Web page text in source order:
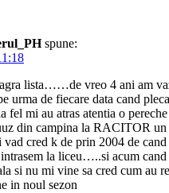
spune:
lista……de vreo 4 ani am
de fiecare data cand
mi au atras atentia o pereche
din campina la RACITOR un
vad cred k de prin 2004 de cand
la liceu…..si acum cand
si nu mi vine sa cred cum au
in noul sezon